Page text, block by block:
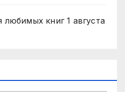
любимых книг 1 августа